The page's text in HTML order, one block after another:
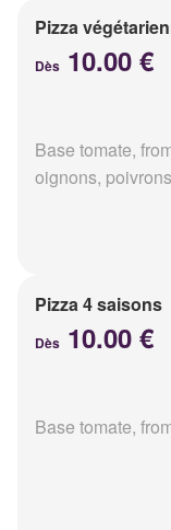
Pizza
Dès 10.00 €
Base tomate,
oignons,
Pizza 4 saisons
Dès 10.00 €
Base tomate,